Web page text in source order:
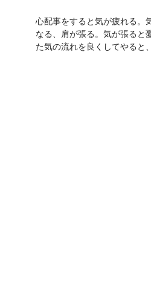
心配事をすると気が疲れる。
なる、肩が張る。気が張ると
た気の流れを良くしてやると